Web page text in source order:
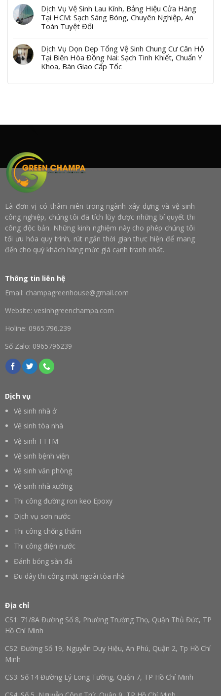
Dịch Vụ Vệ Sinh Lau Kính, Bảng Hiệu Cửa Hàng
Tại HCM: Sạch Sáng Bóng, Chuyên Nghiệp, An
Toàn Tuyệt Đối
Dịch Vụ Dọn Dẹp Tổng Vệ Sinh Chung Cư Căn Hộ
Tại Biên Hòa Đồng Nai: Sạch Tinh Khiết, Chuẩn Y
Khoa, Bàn Giao Cấp Tốc
Là đơn vị có thâm niên trong ngành xây dựng và vệ sinh
công nghiệp, chúng tôi đã tích lũy được những bí quyết thi
công độc bản. Những kinh nghiệm này cho phép chúng tôi
tối ưu hóa quy trình, rút ngắn thời gian thực hiện để mang
đến cho quý khách hàng mức giá cạnh tranh nhất.
Thông tin liên hệ
Email: champagreenhouse@gmail.com
Website: vesinhgreenchampa.com
Holine: 0965.796.239
Số Zalo: 0965796239
Dịch vụ
Vệ sinh nhà ở
Vệ sinh tòa nhà
Vệ sinh TTTM
Vệ sinh bệnh viện
Vệ sinh văn phòng
Vệ sinh nhà xưởng
Thi công đường ron keo Epoxy
Dịch vụ sơn nước
Thi công chống thấm
Thi công điện nước
Đánh bóng sàn đá
Đu dây thi công mặt ngoài tòa nhà
Địa chỉ
CS1: 71/8A Đường Số 8, Phường Trường Thọ, Quận Thủ Đức, TP
Hồ Chí Minh
CS2: Đường Số 19, Nguyễn Duy Hiệu, An Phú, Quận 2, Tp Hồ Chí
Minh
CS3: Số 14 Đường Lý Long Tường, Quận 7, TP Hồ Chí Minh